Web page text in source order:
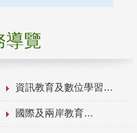
導覽
資訊教育及數位學習
國際及兩岸教育